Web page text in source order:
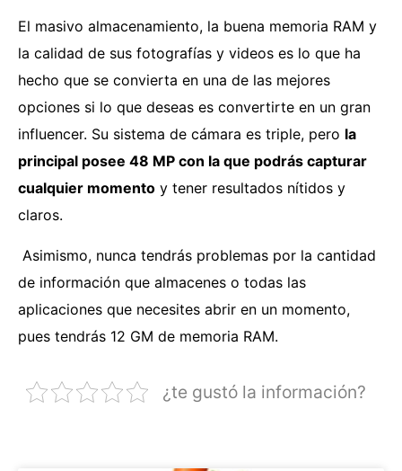
El masivo almacenamiento, la buena memoria RAM y
la calidad de sus fotografías y videos es lo que ha
hecho que se convierta en una de las mejores
opciones si lo que deseas es convertirte en un gran
influencer. Su sistema de cámara es triple, pero la
principal posee 48 MP con la que podrás capturar
cualquier momento y tener resultados nítidos y
claros.
Asimismo, nunca tendrás problemas por la cantidad
de información que almacenes o todas las
aplicaciones que necesites abrir en un momento,
pues tendrás 12 GM de memoria RAM.
¿te gustó la información?